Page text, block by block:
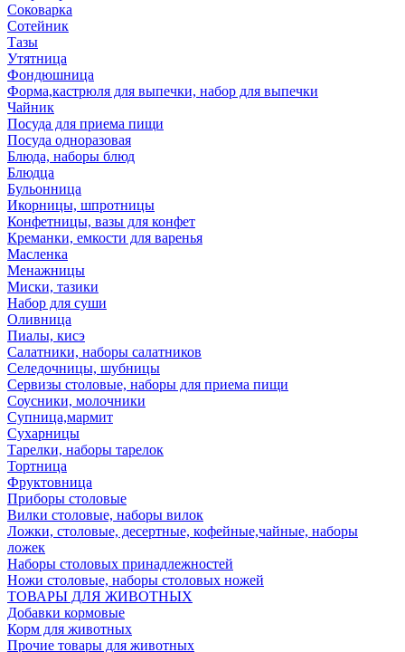
Соковарка
Сотейник
Тазы
Утятница
Фондюшница
Форма,кастрюля для выпечки, набор для выпечки
Чайник
Посуда для приема пищи
Посуда одноразовая
Блюда, наборы блюд
Блюдца
Бульонница
Икорницы, шпротницы
Конфетницы, вазы для конфет
Креманки, емкости для варенья
Масленка
Менажницы
Миски, тазики
Набор для суши
Оливница
Пиалы, кисэ
Салатники, наборы салатников
Селедочницы, шубницы
Сервизы столовые, наборы для приема пищи
Соусники, молочники
Супница,мармит
Сухарницы
Тарелки, наборы тарелок
Тортница
Фруктовница
Приборы столовые
Вилки столовые, наборы вилок
Ложки, столовые, десертные, кофейные,чайные, наборы
ложек
Наборы столовых принадлежностей
Ножи столовые, наборы столовых ножей
ТОВАРЫ ДЛЯ ЖИВОТНЫХ
Добавки кормовые
Корм для животных
Прочие товары для животных